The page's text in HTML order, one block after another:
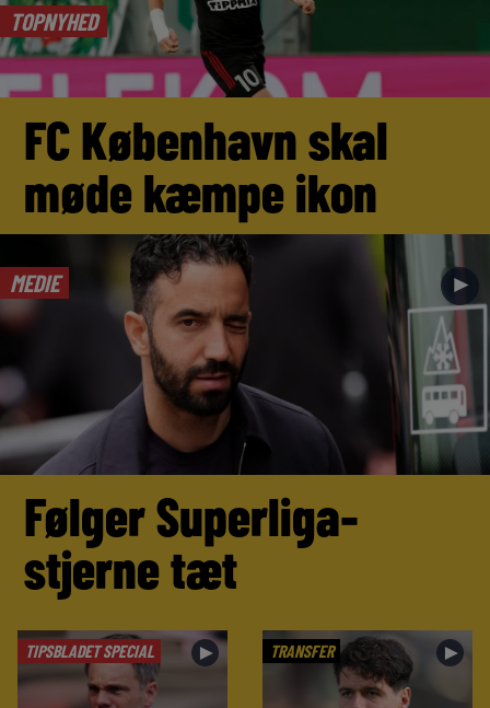
TOPNYHED
FC København skal
møde kæmpe ikon
MEDIE ►
Følger Superliga-
stjerne tæt
TIPSBLADET SPECIAL ► TRANSFER ►